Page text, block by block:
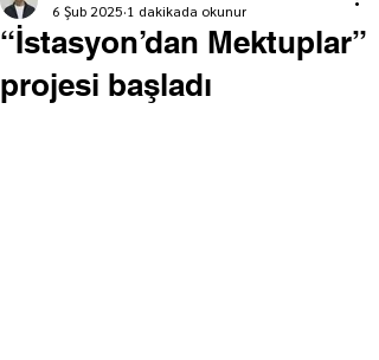
“İstasyon’dan Mektuplar”
projesi başladı
6 Şub 2025 1 dakikada okunur